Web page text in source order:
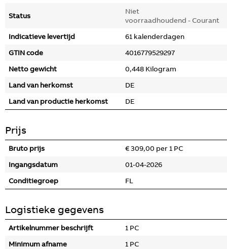
Status
Niet
voorraadhoudend - Courant
Indicatieve levertijd
61 kalenderdagen
GTIN code
4016779529297
Netto gewicht
0,448 Kilogram
Land van herkomst
DE
Land van productie herkomst
DE
Prijs
Bruto prijs
€ 309,00 per 1 PC
Ingangsdatum
01-04-2026
Conditiegroep
FL
Logistieke gegevens
Artikelnummer beschrijft
1 PC
Minimum afname
1 PC